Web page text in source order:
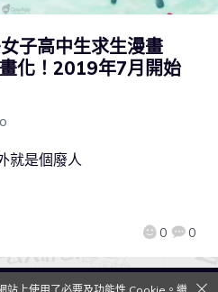
子高中生求生漫畫
化！2019年7月開始
0 0
就是個廢人